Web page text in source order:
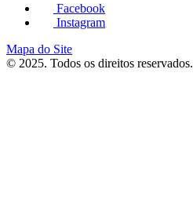
Facebook
Instagram
Mapa do Site
© 2025. Todos os direitos reservados.